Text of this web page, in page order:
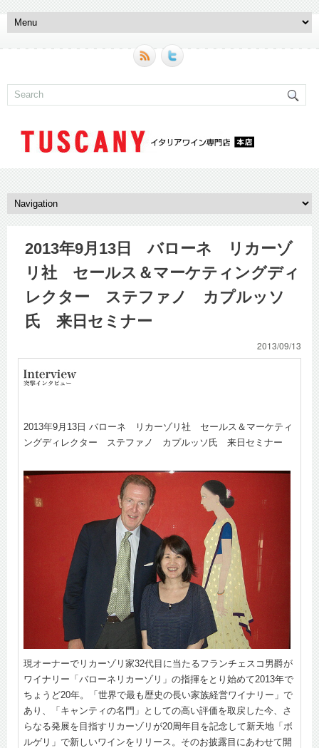
2013年9月13日 バローネ リカーゾ
リ社 セールス＆マーケティングディ
レクター ステファノ カプルッソ
氏 来日セミナー
2013/09/13
2013年9月13日 バローネ リカーゾリ社 セールス＆マーケティ
ングディレクター ステファノ カプルッソ氏 来日セミナー
現オーナーでリカーゾリ家32代目に当たるフランチェスコ男爵が
ワイナリー「バローネリカーゾリ」の指揮をとり始めて2013年で
ちょうど20年。「世界で最も歴史の長い家族経営ワイナリー」で
あり、「キャンティの名門」としての高い評価を取戻した今、さ
らなる発展を目指すリカーゾリが20周年目を記念して新天地「ボ
ルゲリ」で新しいワインをリリース。そのお披露目にあわせて開